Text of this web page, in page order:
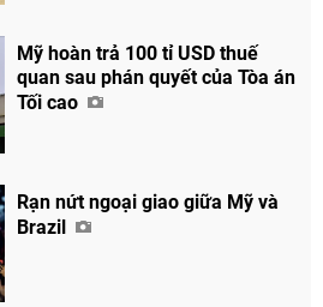
Mỹ hoàn trả 100 tỉ USD thuế
quan sau phán quyết của Tòa án
Tối cao
Rạn nứt ngoại giao giữa Mỹ và
Brazil